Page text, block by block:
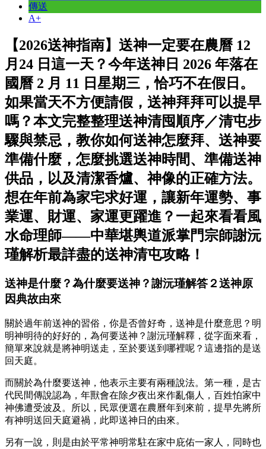
傳送
A+
【2026送神指南】送神一定要在農曆 12
月24 日這一天？今年送神日 2026 年落在
國曆 2 月 11 日星期三，恰巧不在假日。
如果當天不方便請假，送神拜拜可以提早
嗎？本文完整整理送神清囤順序／清屯步
驟與禁忌，教你如何送神怎麼拜、送神要
準備什麼，怎麼挑選送神時間、準備送神
供品，以及清潔香爐、神像的正確方法。
想在年前為家宅求好運，讓新年運勢、事
業運、財運、家運更躍進？一起來看看風
水命理師——中華堪輿道派掌門宗師謝沅
瑾解析最詳盡的送神清屯攻略！
送神是什麼？為什麼要送神？謝沅瑾解答２送神原
因典故由來
關於過年前送神的習俗，你是否曾好奇，送神是什麼意思？明
明神明待的好好的，為何要送神？謝沅瑾解釋，從字面來看，
簡單來說就是將神明送走，至於要送到哪裡呢？這邊指的是送
回天庭。
而關於為什麼要送神，他表示主要有兩種說法。第一種，是古
代民間傳說認為，年獸會在除夕夜出來作亂傷人，百姓怕家中
神佛遭受波及。所以，民眾便選在農曆年到來前，提早先將所
有神明送回天庭避禍，此即送神日的由來。
另有一說，則是由於平常神明常駐在家中庇佑一家人，同時也